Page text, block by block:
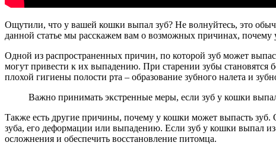
Ощутили, что у вашей кошки выпал зуб? Не волнуйтесь, это
данной статье мы расскажем вам о возможных причинах, почему
Одной из распространенных причин, по которой зуб может
могут привести к их выпадению. При старении зубы
плохой гигиены полости рта – образование зубного налета и
Важно принимать экстренные меры, если зуб у кошки
Также есть другие причины, почему у кошки может выпасть
зуба, его деформации или выпадению. Если зуб у кошки выпал
осложнения и обеспечить восстановление питомца.